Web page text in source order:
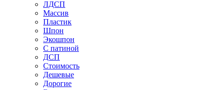
ЛДСП
Массив
Пластик
Шпон
Экошпон
С патиной
ДСП
Стоимость
Дешевые
Дорогие